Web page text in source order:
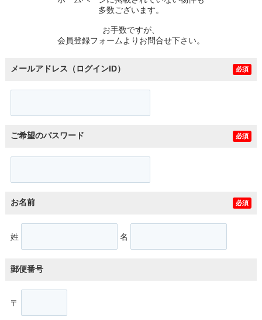
多数ございます。
お手数ですが、
会員登録フォームよりお問合せ下さい。
メールアドレス（ログインID） 必須
ご希望のパスワード 必須
お名前 必須
姓 名
郵便番号
〒